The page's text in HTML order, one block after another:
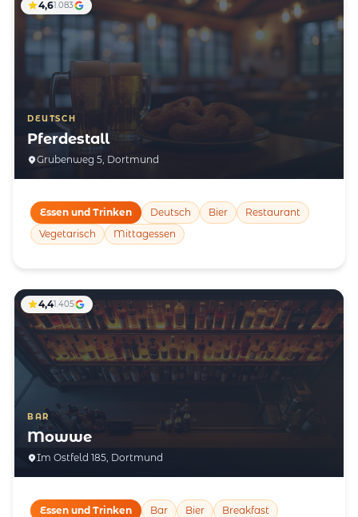
DEUTSCH
Pferdestall
Grubenweg 5, Dortmund
4,61.083
Essen und Trinken Deutsch Bier
Restaurant
Vegetarisch
Mittagessen
BAR
Mowwe
Im Ostfeld 185, Dortmund
4,41.405
Essen und Trinken Bar Bier
Breakfast